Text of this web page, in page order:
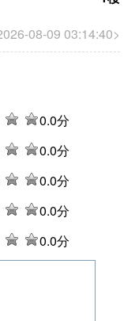
08-09 03:14:40>
0.0分
0.0分
0.0分
0.0分
0.0分